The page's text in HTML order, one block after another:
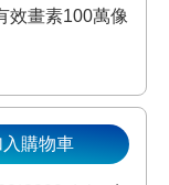
效畫素100萬像
入購物車